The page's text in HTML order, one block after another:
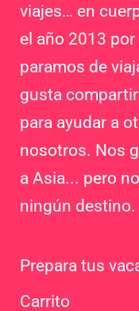
viajes… en
el año 2013
paramos de
gusta
para ayudar a
nosotros. Nos
a Asia... pero
ningún destino.
Prepara tus
Carrito